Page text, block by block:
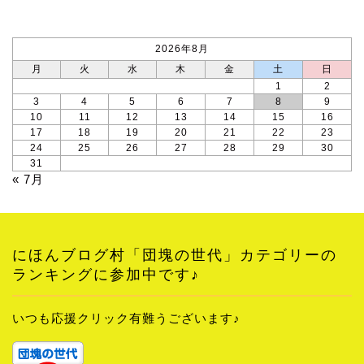
2026年8月
月
火 水 木 金 土
日
1
2
3
4 5 6 7 8
9
10
11 12 13 14 15
16
17
18 19 20 21 22
23
24
25 26 27 28 29
30
31
« 7月
にほんブログ村「団塊の世代」カテゴリーの
ランキングに参加中です♪
いつも応援クリック有難うございます♪